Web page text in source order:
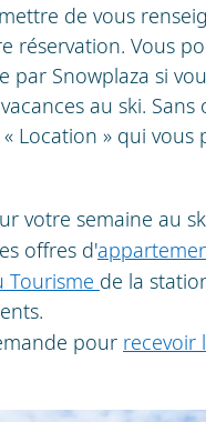
de vous
réservation. Vous
Snowplaza si
au ski.
Location » qui vous
votre semaine au
offres d'
Tourisme de la
pour recevoir